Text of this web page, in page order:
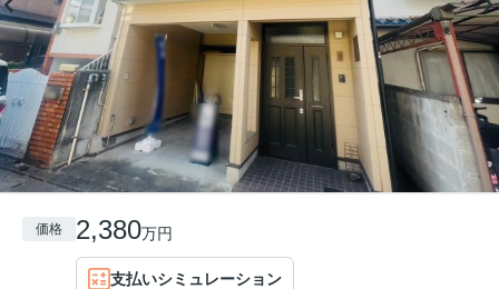
価格 2,380万円
支払いシミュレーション